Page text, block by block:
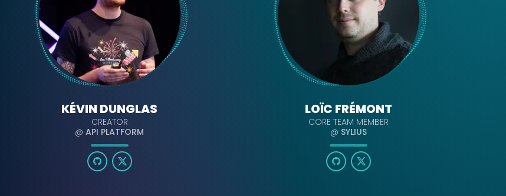
KÉVIN DUNGLAS
CREATOR
@API PLATFORM
LOÏC FRÉMONT
CORE TEAM MEMBER
@ SYLIUS